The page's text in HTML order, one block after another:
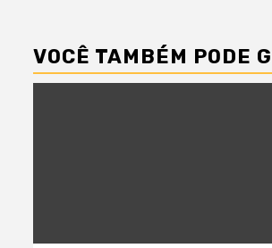
VOCÊ TAMBÉM PODE